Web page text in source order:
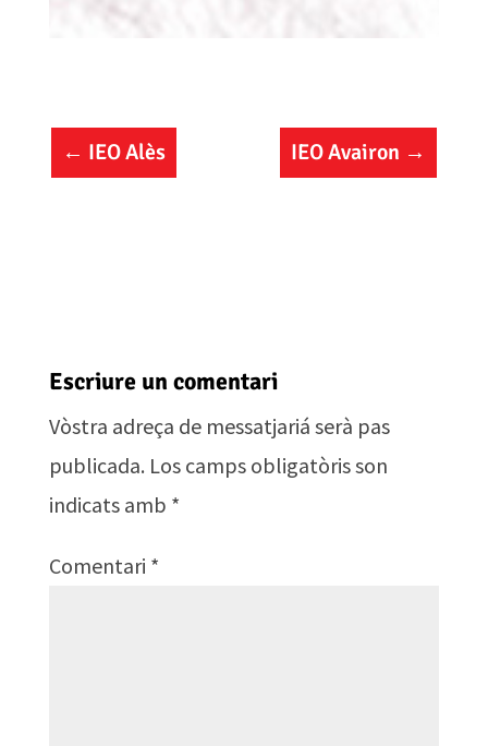
← IEO Alès IEO Avairon →
Escriure un comentari
Vòstra adreça de messatjariá serà pas
publicada. Los camps obligatòris son
indicats amb *
Comentari *